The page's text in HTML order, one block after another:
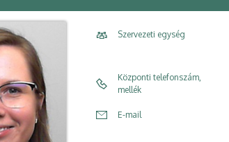
Szervezeti egység
Központi telefonszám,
mellék
E-mail